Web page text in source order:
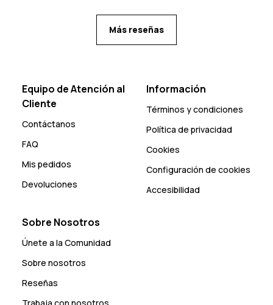
Más reseñas
Equipo de Atención al
Cliente
Contáctanos
FAQ
Mis pedidos
Devoluciones
Información
Términos y condiciones
Política de privacidad
Cookies
Configuración de cookies
Accesibilidad
Sobre Nosotros
Únete a la Comunidad
Sobre nosotros
Reseñas